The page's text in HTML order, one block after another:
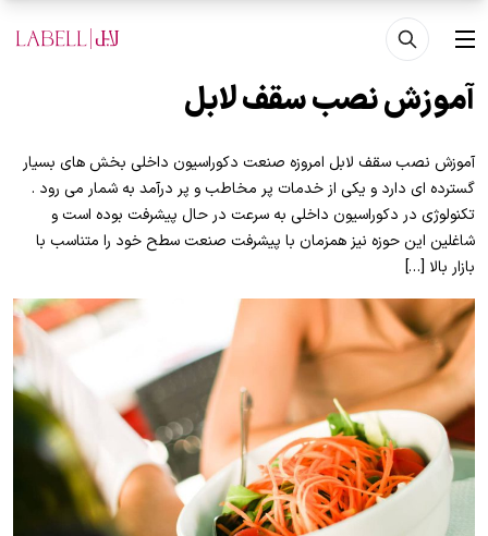
رفتن به محتوای اصلی
منو
آموزش نصب سقف لابل
آموزش نصب سقف لابل امروزه صنعت دکوراسیون داخلی بخش های بسیار
گسترده ای دارد و یکی از خدمات پر مخاطب و پر درآمد به شمار می رود .
تکنولوژی در دکوراسیون داخلی به سرعت در حال پیشرفت بوده است و
شاغلین این حوزه نیز همزمان با پیشرفت صنعت سطح خود را متناسب با
بازار بالا […]